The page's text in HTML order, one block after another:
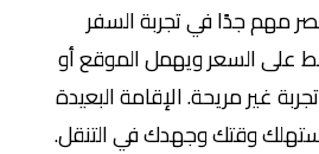
مهم جدًا في تجربة السفر
على السعر ويهمل الموقع أو
غير مريحة. الإقامة البعيدة
وقتك وجهدك في التنقل.